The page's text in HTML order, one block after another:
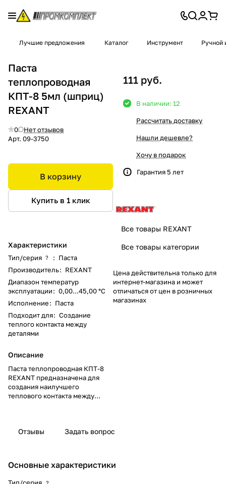
Лучшие предложения Каталог Инструмент Ручной
Паста
теплопроводная
КПТ-8 5мл (шприц)
REXANT
0
Нет отзывов
Арт. 09-3750
В корзину
Купить в 1 клик
Характеристики
Тип/серия ? : Паста
Производитель: REXANT
Диапазон температур
эксплуатации: 0,00...45,00 °C
Исполнение: Паста
Подходит для: Создание
теплого контакта между
деталями
Описание
Паста теплопроводная КПТ-8
REXANT предназначена для
создания наилучшего
теплового контакта между
оборудования различного
ремонте и обслуживании
111 руб.
В наличии: 12
Рассчитать доставку
Нашли дешевле?
Хочу в подарок
Гарантия 5 лет
Все товары REXANT
Все товары категории
Цена действительна только для
интернет-магазина и может
отличаться от цен в розничных
магазинах
Отзывы Задать вопрос
Основные характеристики
?